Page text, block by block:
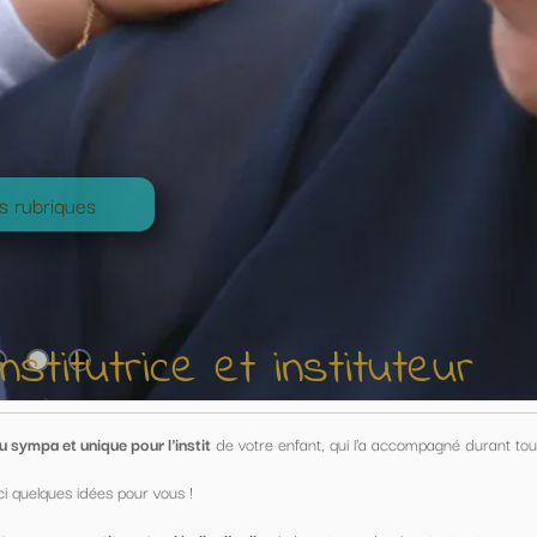
qui l'a accompagné durant toute une année !